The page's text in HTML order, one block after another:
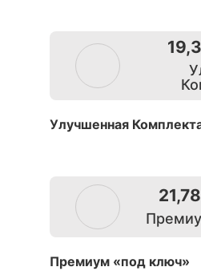
Улучшенная
Премиум «под ключ»